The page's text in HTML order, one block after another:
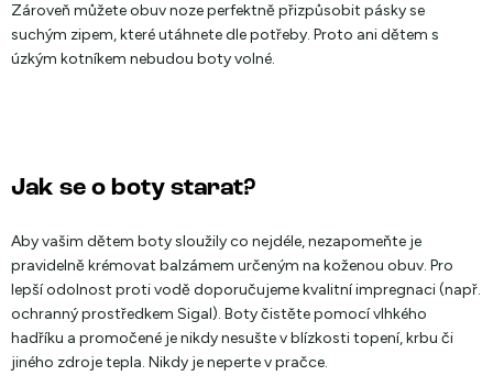
Zároveň můžete obuv noze perfektně přizpůsobit pásky se
suchým zipem, které utáhnete dle potřeby. Proto ani dětem s
úzkým kotníkem nebudou boty volné.
Jak se o boty starat?
Aby vašim dětem boty sloužily co nejdéle, nezapomeňte je
pravidelně krémovat balzámem určeným na koženou obuv. Pro
lepší odolnost proti vodě doporučujeme kvalitní impregnaci (např.
ochranný prostředkem Sigal). Boty čistěte pomocí vlhkého
hadříku a promočené je nikdy nesušte v blízkosti topení, krbu či
jiného zdroje tepla. Nikdy je neperte v pračce.